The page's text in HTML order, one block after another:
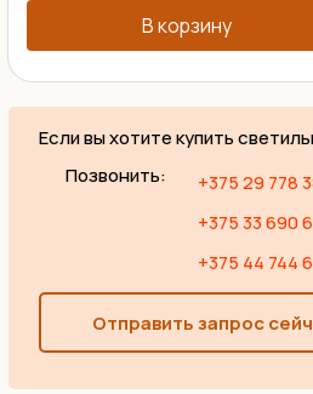
В корзину
Если вы хотите купить
Позвонить:
+375 29 778
+375 33 690
+375 44 744
Отправить запрос